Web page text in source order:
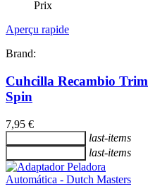
Prix
Aperçu rapide
Brand:
Cuhcilla Recambio Trim
Spin
7,95 €
last-items
last-items